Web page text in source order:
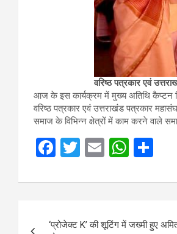
वरिष्ठ पत्रकार एवं
आज के इस कार्यक्रम में मुख्य अतिथि कैप्टन
वरिष्ठ पत्रकार एवं उत्तराखंड पत्रकार
समाज के विभिन्न क्षेत्रों में काम करने वाले
F
ce
o
T
tt
E
ail
W
at
A
ar
‘प्रोजेक्ट K’ की शूटिंग में जख्मी हुए